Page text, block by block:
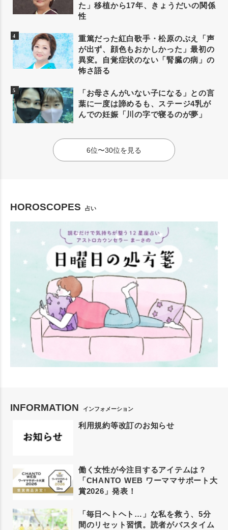
た」移植から17年、きょうだいの関係
性
重篤だった紅白歌手・松原のぶえ「声
が出ず、顔色もおかしかった」最初の
異変。自覚症状のない「腎臓の病」の
怖さ語る
「お母さんがいない子になる」との言
葉に一度は諦めるも、ステージ4乳が
んでの妊娠「川の字で寝るのが夢」
6位〜30位を見る
HOROSCOPES 占い
INFORMATION インフォメーション
利用規約等改訂のお知らせ
働く女性が今注目するアイテムは？
「CHANTO WEB ワーママサポート大
賞2026」発表！
「毎日ヘトヘト…」な私を救う、5分
間のリセット習慣。読者がバスタイム